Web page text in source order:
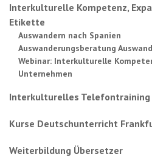
Interkulturelle Kompetenz,
Etikette
Auswandern nach Spanien
Auswanderungsberatung
Webinar: Interkulturelle
Unternehmen
Interkulturelles Telefontraining
Kurse Deutschunterricht
Weiterbildung Übersetzer